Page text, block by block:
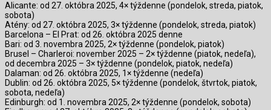
Alicante: od 27. októbra 2025, 4× týždenne (pondelok, streda, piatok,
sobota)
Atény: od 27. októbra 2025, 3× týždenne (pondelok, streda, piatok)
Barcelona – El Prat: od 26. októbra 2025 denne
Bari: od 3. novembra 2025, 2× týždenne (pondelok, piatok)
Brusel – Charleroi: november 2025 – 2× týždenne (piatok, nedeľa),
od decembra 2025 – 3× týždenne (pondelok, piatok, nedeľa)
Dalaman: od 26. októbra 2025, 1× týždenne (nedeľa)
Dublin: od 26. októbra 2025, 5× týždenne (pondelok, štvrtok, piatok,
sobota, nedeľa)
Edinburgh: od 1. novembra 2025, 2× týždenne (pondelok, sobota)